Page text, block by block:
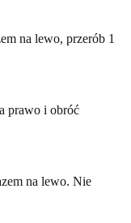
na lewo, przerób 1
prawo i obróć
na lewo. Nie